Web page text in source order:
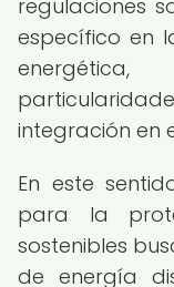
regulaciones
específico en
integración en
En este
para la
sostenibles
de energía